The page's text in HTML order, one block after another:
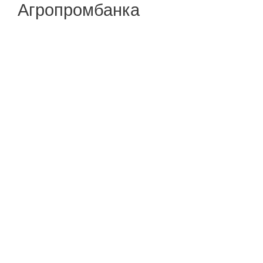
Агропромбанка